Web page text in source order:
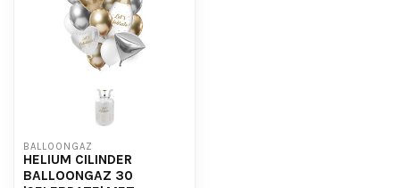
BALLOONGAZ
HELIUM CILINDER
BALLOONGAZ 30